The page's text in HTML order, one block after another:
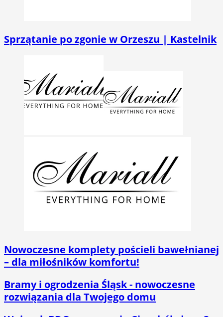
Sprzątanie po zgonie w Orzeszu | Kastelnik
Nowoczesne komplety pościeli bawełnianej
– dla miłośników komfortu!
Bramy i ogrodzenia Śląsk - nowoczesne
rozwiązania dla Twojego domu